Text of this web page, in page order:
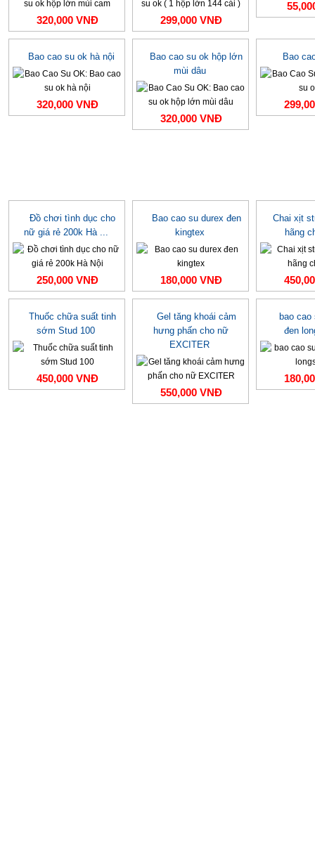
320,000 VNĐ 299,000 VNĐ
Bao cao su ok hà nội
320,000 VNĐ
Bao cao su ok hộp lớn
mùi dâu
320,000 VNĐ
Bao
Đồ chơi tình dục cho
nữ giá rẻ 200k Hà ...
250,000 VNĐ
Bao cao su durex đen
kingtex
180,000 VNĐ
Chai xịt
hãng
Thuốc chữa suất tinh
sớm Stud 100
450,000 VNĐ
Gel tăng khoái cảm
hưng phấn cho nữ
EXCITER
550,000 VNĐ
bao
đen